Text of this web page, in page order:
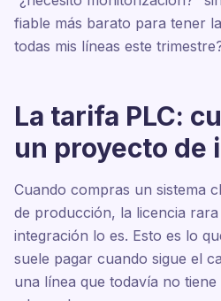
fiable más barato para tener
todas mis líneas este
La tarifa PLC:
un proyecto de
Cuando compras un sistema
de producción, la licencia
integración lo es. Esto es lo
suele pagar cuando sigue el
una línea que todavía no